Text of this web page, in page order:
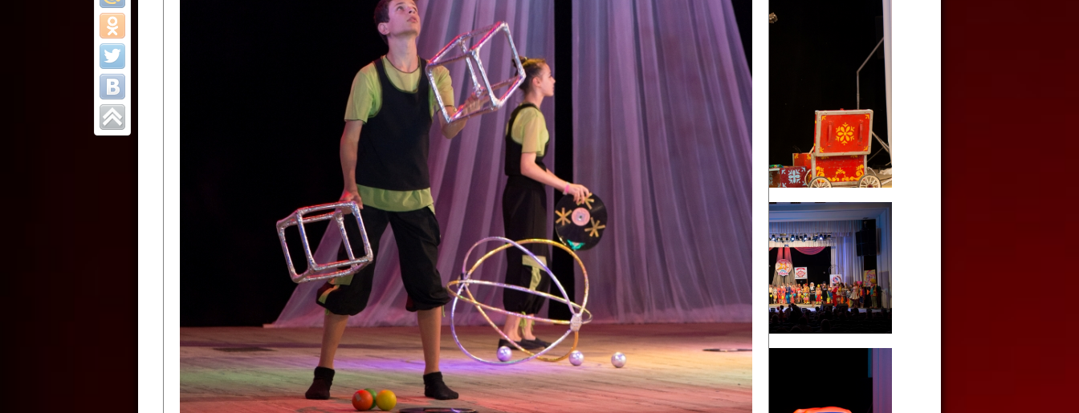
цирковых коллективов "Созвездие
Приднестровского цирка"
Образцовый эстрадно-цирковой коллектив «Ровесник» Дом культуры с.
Протягайловка, г. Бендеры , руководитель Рогожинер Светлана Георгиевна
Народный цирковой клоунский коллектив «Шари-вари» МУ «Культурно-
досуговый центр «Шелковик» г.Бендеры, руководители Отличные работники
культуры Приднестровской Молдавской Республики Алёна Александровна и
Народный цирковой коллектив «Энтузиасты» Дома культуры с. Делакеу,
Григориопольского района, руководитель Отличный работник культуры
Приднестровской Молдавской Республики Пётр Петрович Дижмару;
Народный цирковой коллектив «Сперанца» Дома культуры посёлка Красное,
Слободзейского района, руководитель Отличный работник культуры
Приднестровской Молдавской Республики Анжела Владимировна
Казавчинская;
Образцовый эстрадно-цирковой коллектив «Алегро» Дома детско –юношеского
творчества с. Чобручи, Слободзейского района, руководитель Хачатурян Юрий
Владимирович;